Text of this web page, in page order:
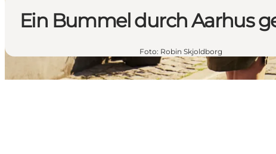
Ein Bummel durch Aarhus
Foto: Robin Skjoldborg